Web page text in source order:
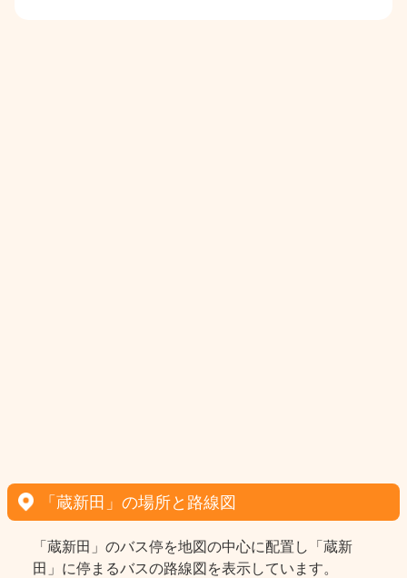
「蔵新田」の場所と路線図
「蔵新田」のバス停を地図の中心に配置し「蔵新
田」に停まるバスの路線図を表示しています。